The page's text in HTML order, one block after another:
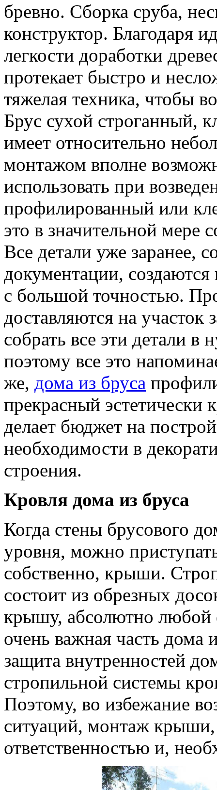
бревно. Сборка сруба,
конструктор. Благодаря
легкости доработки
протекает быстро и
тяжелая техника, чтобы
Брус сухой строганный,
имеет относительно
монтажом вполне
использовать при
профилированный или
это в значительной мере
Все детали уже заранее,
документации, создаются
с большой точностью.
доставляются на участок
собрать все эти детали
поэтому все это
же, дома из бруса
прекрасный
делает бюджет на
необходимости в
строения.
Кровля дома из бруса
Когда стены брусового
уровня, можно
собственно, крыши.
состоит из обрезных
крышу, абсолютно
очень важная часть дома
защита внутренностей
стропильной системы
Поэтому, во избежание
ситуаций, монтаж
ответственностью и,